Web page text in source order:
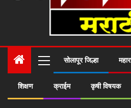
सोलापूर जिल्हा
शिक्षण क्राईम कृषी विषयक